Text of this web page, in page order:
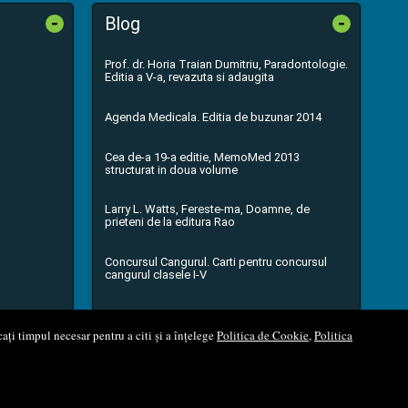
timpul necesar pentru a citi și a înțelegePolitica de Cookie,Politica
- Blog -
Prof. dr. Horia Traian Dumitriu, Paradontologie.
Editia a V-a, revazuta si adaugita
Agenda Medicala. Editia de buzunar 2014
Cea de-a 19-a editie, MemoMed 2013
structurat in doua volume
Larry L. Watts, Fereste-ma, Doamne, de
prieteni de la editura Rao
Concursul Cangurul. Carti pentru concursul
cangurul clasele I-V